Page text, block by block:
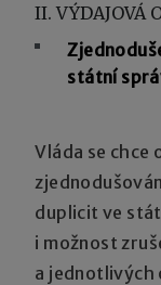
II. VÝDAJOVÁ
státní
Vláda se chce
duplicit ve
i možnost
a jednotlivých